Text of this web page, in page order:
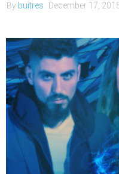
By buitres December 17,